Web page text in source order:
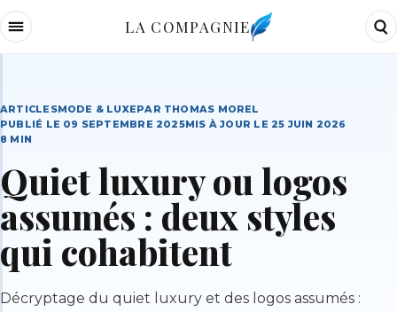
LA COMPAGNIE
ARTICLESMODE & LUXEPAR THOMAS MOREL
PUBLIÉ LE 09 SEPTEMBRE 2025MIS À JOUR LE 25 JUIN 2026
8 MIN
Quiet luxury ou logos
assumés : deux styles
qui cohabitent
Décryptage du quiet luxury et des logos assumés :